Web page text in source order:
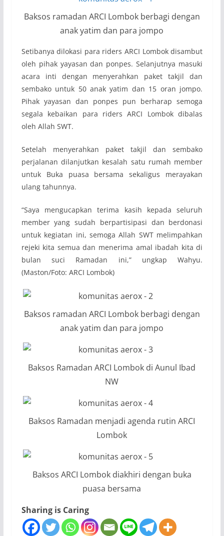
Baksos ramadan ARCI Lombok berbagi dengan
anak yatim dan para jompo
Setibanya dilokasi para riders ARCI Lombok disambut
oleh pihak yayasan dan ponpes. Selanjutnya masuki
acara inti dengan menyerahkan paket takjil dan
sembako untuk 50 anak yatim dan 15 oran jompo.
Pihak yayasan dan ponpes pun berharap semoga
segala kebaikan para riders ARCI Lombok dibalas
oleh Allah SWT.
Setelah menyerahkan paket takjil dan sembako
perjalanan dilanjutkan kesalah satu rumah member
untuk Buka puasa bersama sekaligus merayakan
ulang tahunnya.
“Saya mengucapkan terima kasih kepada seluruh
member yang sudah berpartisipasi dan berdonasi
untuk kegiatan ini, semoga Allah SWT melimpahkan
rejeki kita semua dan menerima amal ibadah kita di
bulan suci Ramadan ini,” ungkap Wahyu.
(Maston/Foto: ARCI Lombok)
Baksos ramadan ARCI Lombok berbagi dengan
anak yatim dan para jompo
Baksos Ramadan ARCI Lombok di Aunul Ibad
NW
Baksos Ramadan menjadi agenda rutin ARCI
Lombok
Baksos ARCI Lombok diakhiri dengan buka
puasa bersama
Sharing is Caring